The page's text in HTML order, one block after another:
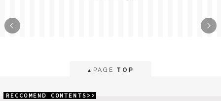
▲ PAGE TOP
RECCOMEND CONTENTS>>